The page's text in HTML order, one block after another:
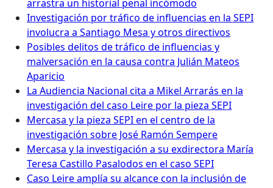
arrastra un historial penal incómodo
Investigación por tráfico de influencias en la SEPI
involucra a Santiago Mesa y otros directivos
Posibles delitos de tráfico de influencias y
malversación en la causa contra Julián Mateos
Aparicio
La Audiencia Nacional cita a Mikel Arrarás en la
investigación del caso Leire por la pieza SEPI
Mercasa y la pieza SEPI en el centro de la
investigación sobre José Ramón Sempere
Mercasa y la investigación a su exdirectora María
Teresa Castillo Pasalodos en el caso SEPI
Caso Leire amplía su alcance con la inclusión de